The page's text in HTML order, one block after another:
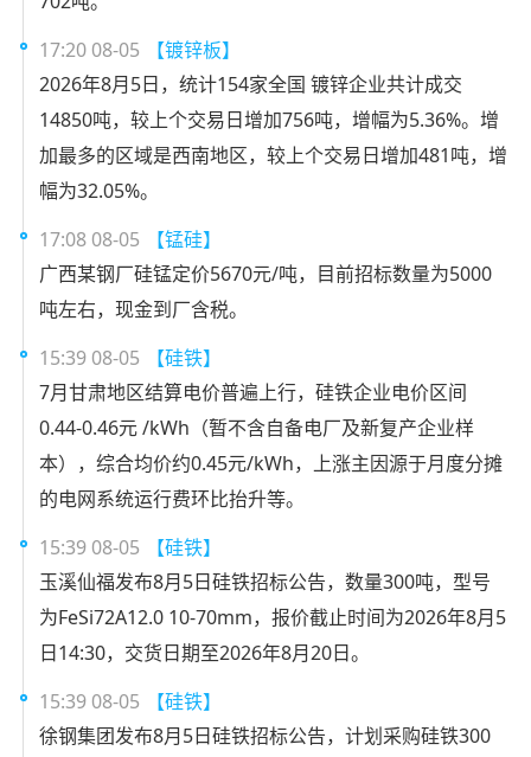
17:20 08-05
【镀锌板】
2026年8月5日，统计154家全国 镀锌企业共计成交
14850吨，较上个交易日增加756吨，增幅为5.36%。增
加最多的区域是西南地区，较上个交易日增加481吨，增
幅为32.05%。
17:08 08-05
【锰硅】
广西某钢厂硅锰定价5670元/吨，目前招标数量为5000
吨左右，现金到厂含税。
15:39 08-05
【硅铁】
7月甘肃地区结算电价普遍上行，硅铁企业电价区间
0.44-0.46元 /kWh（暂不含自备电厂及新复产企业样
本），综合均价约0.45元/kWh，上涨主因源于月度分摊
的电网系统运行费环比抬升等。
15:39 08-05
【硅铁】
玉溪仙福发布8月5日硅铁招标公告，数量300吨，型号
为FeSi72A12.0 10-70mm，报价截止时间为2026年8月5
日14:30，交货日期至2026年8月20日。
15:39 08-05
【硅铁】
徐钢集团发布8月5日硅铁招标公告，计划采购硅铁300